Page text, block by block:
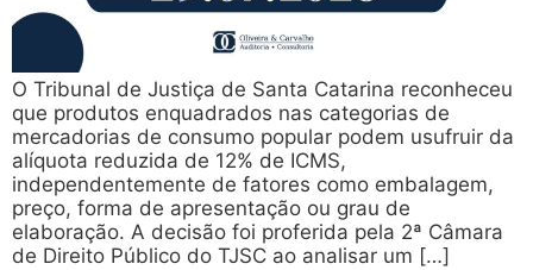
O Tribunal de Justiça de Santa Catarina reconheceu
que produtos enquadrados nas categorias de
mercadorias de consumo popular podem usufruir da
alíquota reduzida de 12% de ICMS,
independentemente de fatores como embalagem,
preço, forma de apresentação ou grau de
elaboração. A decisão foi proferida pela 2ª Câmara
de Direito Público do TJSC ao analisar um […]